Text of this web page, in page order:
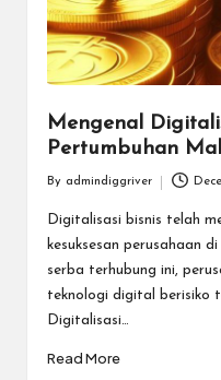
Mengenal
Pertumbuhan
by
By admindiggriver
Digitalisasi bisnis telah
kesuksesan perusahaan
serba terhubung ini,
teknologi digital berisiko
Digitalisasi…
Read More